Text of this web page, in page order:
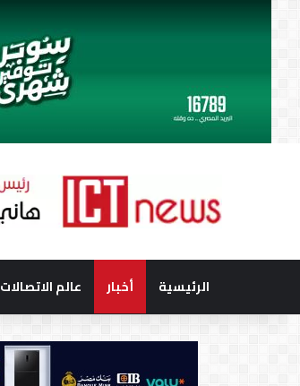
الرئيسية أخبار عالم الاتصالات